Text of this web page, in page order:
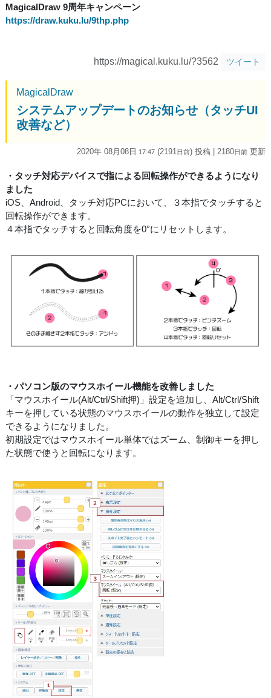
MagicalDraw 9周年キャンペーン
https://draw.kuku.lu/9thp.php
https://magical.kuku.lu/?3562 ツイート
MagicalDraw
システムアップデートのお知らせ（タッチUI
改善など）
2020年 08月08日 17:47 (2191日前) 投稿 | 2180日前 更新
・タッチ対応デバイスで指による回転操作ができるようになり
ました
iOS、Android、タッチ対応PCにおいて、３本指でタッチすると
回転操作ができます。
４本指でタッチすると回転角度を0°にリセットします。
・パソコン版のマウスホイール機能を改善しました
「マウスホイール(Alt/Ctrl/Shift押)」設定を追加し、Alt/Ctrl/Shift
キーを押している状態のマウスホイールの動作を独立して設定
できるようになりました。
初期設定ではマウスホイール単体ではズーム、制御キーを押し
た状態で使うと回転になります。